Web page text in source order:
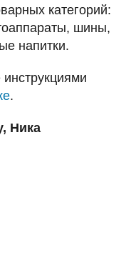
категорий:
шины,
напитки.
.
Ника